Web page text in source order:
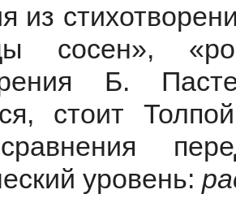
из
сосен»,
Б.
стоит
уровень: